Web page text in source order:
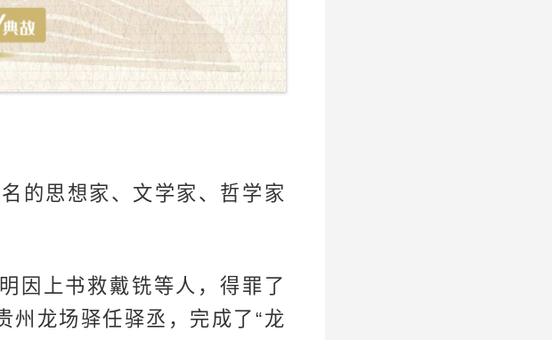
的思想家、文学家、哲学家
因上书救戴铣等人，得罪了
州龙场驿任驿丞，完成了“龙